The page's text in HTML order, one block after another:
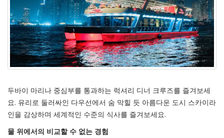
두바이 마리나 중심부를 통과하는 럭셔리 디너 크루즈를 즐겨보세
요. 유리로 둘러싸인 다우선에서 숨 막힐 듯 아름다운 도시 스카이라
인을 감상하며 세계적인 수준의 식사를 즐겨보세요.
물 위에서의 비교할 수 없는 경험